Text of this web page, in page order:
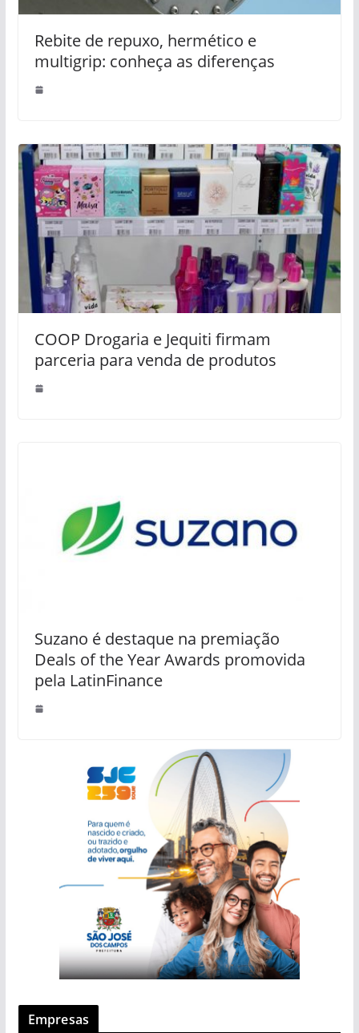
Rebite de repuxo, hermético e
multigrip: conheça as diferenças
COOP Drogaria e Jequiti firmam
parceria para venda de produtos
Suzano é destaque na premiação
Deals of the Year Awards promovida
pela LatinFinance
Empresas